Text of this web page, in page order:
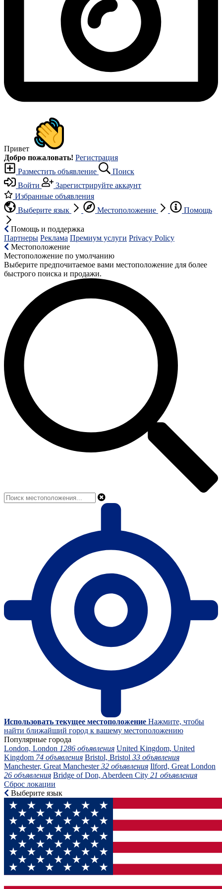
Привет
Добро пожаловать! Регистрация
Разместить объявление
Поиск
Войти
Зарегистрируйте аккаунт
Избранные объявления
Выберите язык
Местоположение Помощь
Помощь и поддержка
Партнеры Реклама Премиум услуги Privacy Policy
Местоположение
Местоположение по умолчанию
Выберите предпочитаемое вами местоположение для более
быстрого поиска и продажи.
Использовать текущее местоположение Нажмите, чтобы
найти ближайший город к вашему местоположению
Популярные города
London, London 1286 объявления United Kingdom, United
Kingdom 74 объявления Bristol, Bristol 33 объявления
Manchester, Great Manchester32 объявления Ilford, Great London
26 объявления Bridge of Don, Aberdeen City 21 объявления
Сброс локации
Выберите язык